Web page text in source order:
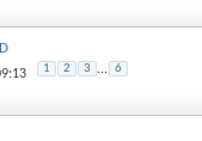
1 2 3 ... 6